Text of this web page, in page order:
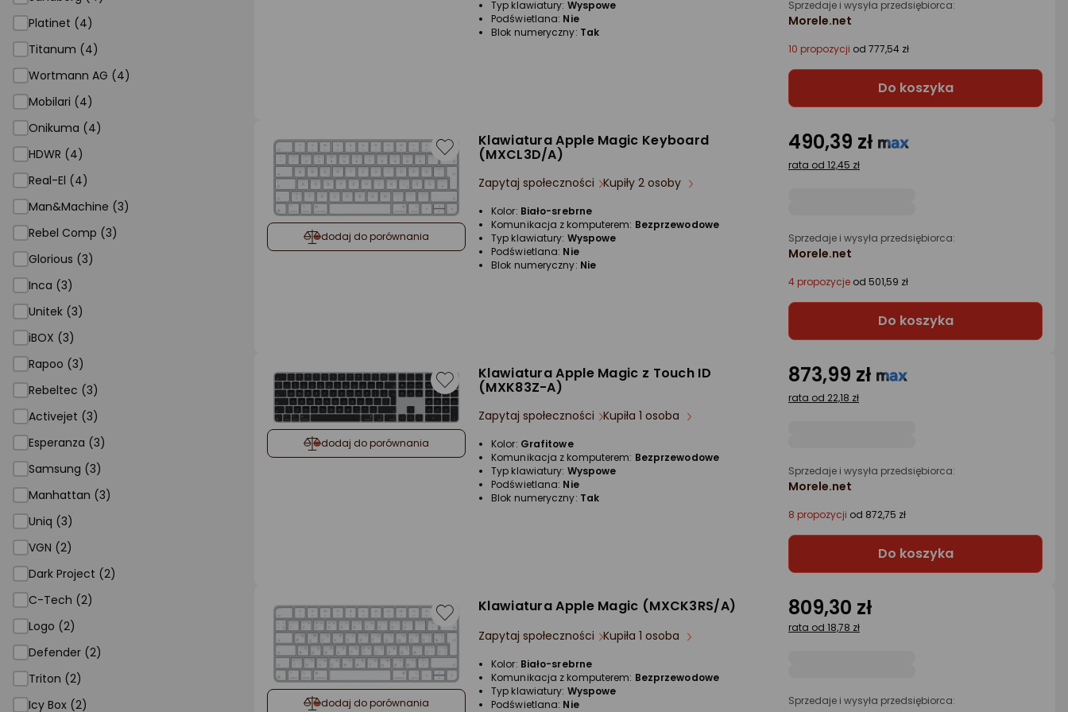
Platinet (4)
Titanum (4)
Wortmann AG (4)
Mobilari (4)
Onikuma (4)
HDWR (4)
Real-El (4)
Man&Machine (3)
Rebel Comp (3)
Glorious (3)
Inca (3)
Unitek (3)
iBOX (3)
Rapoo (3)
Rebeltec (3)
Activejet (3)
Esperanza (3)
Samsung (3)
Manhattan (3)
Uniq (3)
VGN (2)
Dark Project (2)
C-Tech (2)
Logo (2)
Defender (2)
Triton (2)
Icy Box (2)
Typ klawiatury: Wyspowe
Podświetlana: Nie
Blok numeryczny: Tak
Sprzedaje i wysyła przedsiębiorca:
Morele.net
10 propozycji od 777,54 zł
Do koszyka
dodaj do porównania
Klawiatura Apple Magic Keyboard
(MXCL3D/A)
Zapytaj społeczności Kupiły 2 osoby
Kolor: Biało-srebrne
Komunikacja z komputerem: Bezprzewodowe
Typ klawiatury: Wyspowe
Podświetlana: Nie
Blok numeryczny: Nie
490,39 zł
rata od 12,45 zł
Sprzedaje i wysyła przedsiębiorca:
Morele.net
4 propozycje od 501,59 zł
Do koszyka
dodaj do porównania
Klawiatura Apple Magic z Touch ID
(MXK83Z-A)
Zapytaj społeczności Kupiła 1 osoba
Kolor: Grafitowe
Komunikacja z komputerem: Bezprzewodowe
Typ klawiatury: Wyspowe
Podświetlana: Nie
Blok numeryczny: Tak
873,99 zł
rata od 22,18 zł
Sprzedaje i wysyła przedsiębiorca:
Morele.net
8 propozycji od 872,75 zł
Do koszyka
dodaj do porównania
Klawiatura Apple Magic (MXCK3RS/A)
Zapytaj społeczności Kupiła 1 osoba
Kolor: Biało-srebrne
Komunikacja z komputerem: Bezprzewodowe
Typ klawiatury: Wyspowe
Podświetlana: Nie
809,30 zł
rata od 18,78 zł
Sprzedaje i wysyła przedsiębiorca: